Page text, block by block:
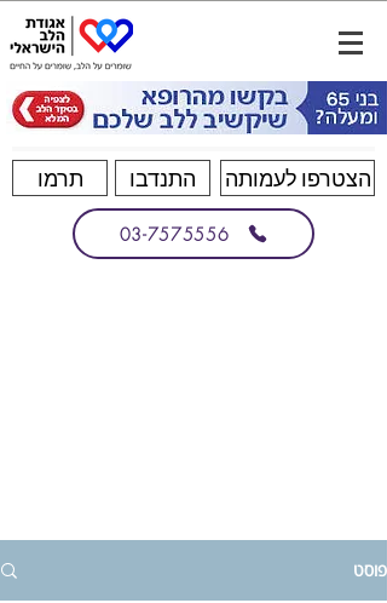
תרמו התנדבו הצטרפו לעמותה
03-7575556
פוסט